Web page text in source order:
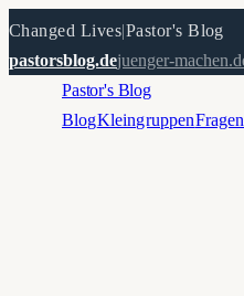
Changed Lives|Pastor's Blog
pastorsblog.dejuenger-
Pastor's Blog
BlogKleingruppenFragen